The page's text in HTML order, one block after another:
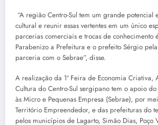
“A região Centro-Sul tem um grande potencial
cultural e reunir essas vertentes em um único
parcerias comerciais e trocas de conhecimento
Parabenizo a Prefeitura e o prefeito Sérgio
parceria com o Sebrae”, disse.
A realização da 1ª Feira de Economia Criativa,
Cultura do Centro-Sul sergipano tem o apoio
às Micro e Pequenas Empresa (Sebrae), por
Território Empreendedor, e das prefeituras do
pelos municípios de Lagarto, Simão Dias, Poço